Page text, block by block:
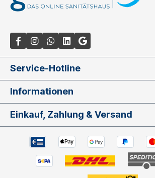
Service-Hotline
Informationen
Einkauf, Zahlung & Versand